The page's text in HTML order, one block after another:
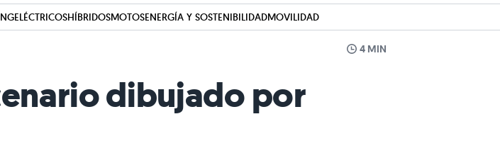
ELÉCTRICOSHÍBRIDOSMOTOSENERGÍA Y SOSTENIBILIDADMOVILIDAD
4 MIN
dibujado por